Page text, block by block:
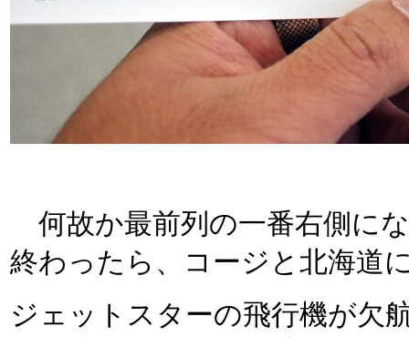
何故か最前列の一番右側に
終わったら、コージと北海道
ジェットスターの飛行機が欠